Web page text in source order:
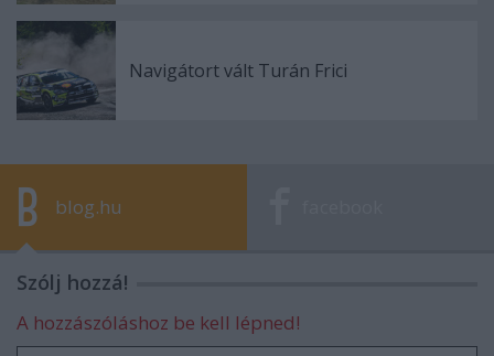
Navigátort vált Turán Frici
blog.hu
Szólj hozzá!
A hozzászóláshoz be kell lépned!